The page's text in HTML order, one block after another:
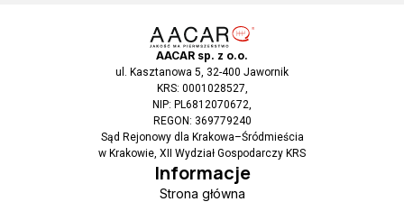
AACAR sp. z o.o.
ul. Kasztanowa 5, 32-400 Jawornik
KRS: 0001028527,
NIP: PL6812070672,
REGON: 369779240
Sąd Rejonowy dla Krakowa–Śródmieścia
w Krakowie, XII Wydział Gospodarczy KRS
Informacje
Strona główna